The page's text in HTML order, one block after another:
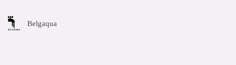
Belgaqua